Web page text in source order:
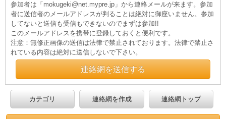
参加者は「mokugeki@net.mypre.jp」から連絡メールが来ます。参加
者に送信者のメールアドレスが判ることは絶対に御座いません。参加
してないと送信も受信もできないのでまずは参加!!
このメールアドレスを携帯に登録しておくと便利です。
注意：無修正画像の送信は法律で禁止されております。法律で禁止さ
れている内容は絶対に送信しないで下さい。
連絡網を送信する
カテゴリ 連絡網を作成 連絡網トップ